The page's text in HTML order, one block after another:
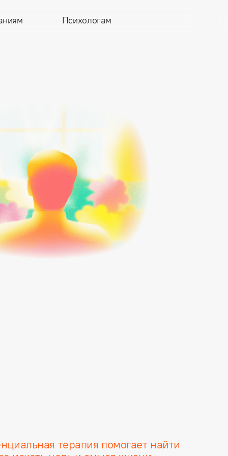
Психологам
терапия помогает найти